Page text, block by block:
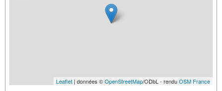
Leaflet | données ©OpenStreetMap/ODbL - renduOSM France